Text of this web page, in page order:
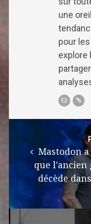
une
pour
explore
navigation
Mastodon
que l'ancien
décède